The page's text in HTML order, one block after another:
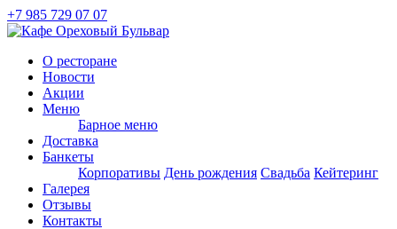
+7 985 729 07 07
О ресторане
Новости
Акции
Меню
Барное меню
Доставка
Банкеты
Корпоративы День рождения Свадьба Кейтеринг
Галерея
Отзывы
Контакты